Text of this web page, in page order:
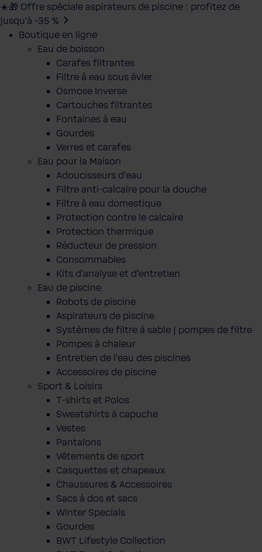
☀️🎁 Offre spéciale aspirateurs de piscine : profitez de
jusqu’à -35 %
Boutique en ligne
Eau de boisson
Carafes filtrantes
Filtre à eau sous évier
Osmose Inverse
Cartouches filtrantes
Fontaines à eau
Gourdes
Verres et carafes
Eau pour la Maison
Adoucisseurs d'eau
Filtre anti-calcaire pour la douche
Filtre à eau domestique
Protection contre le calcaire
Protection thermique
Réducteur de pression
Consommables
Kits d'analyse et d'entretien
Eau de piscine
Robots de piscine
Aspirateurs de piscine
Systèmes de filtre à sable | pompes de filtre
Pompes à chaleur
Entretien de l'eau des piscines
Accessoires de piscine
Sport & Loisirs
T-shirts et Polos
Sweatshirts à capuche
Vestes
Pantalons
Vêtements de sport
Casquettes et chapeaux
Chaussures & Accessoires
Sacs à dos et sacs
Winter Specials
Gourdes
BWT Lifestyle Collection